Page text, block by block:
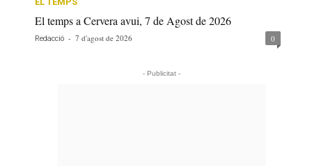
El temps a Cervera avui, 7 de Agost de 2026
Redacció - 7 d'agost de 2026 0
- Publicitat -